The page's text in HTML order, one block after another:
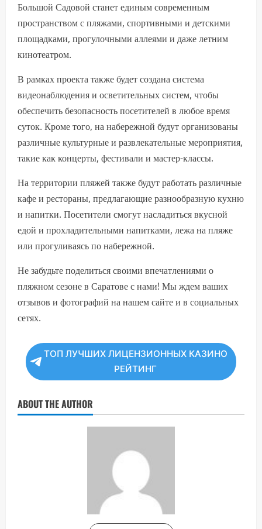
Большой Садовой станет единым современным
пространством с пляжами, спортивными и детскими
площадками, прогулочными аллеями и даже летним
кинотеатром.
В рамках проекта также будет создана система
видеонаблюдения и осветительных систем, чтобы
обеспечить безопасность посетителей в любое время
суток. Кроме того, на набережной будут организованы
различные культурные и развлекательные мероприятия,
такие как концерты, фестивали и мастер-классы.
На территории пляжей также будут работать различные
кафе и рестораны, предлагающие разнообразную кухню
и напитки. Посетители смогут насладиться вкусной
едой и прохладительными напитками, лежа на пляже
или прогуливаясь по набережной.
Не забудьте поделиться своими впечатлениями о
пляжном сезоне в Саратове с нами! Мы ждем ваших
отзывов и фотографий на нашем сайте и в социальных
сетях.
ТОП ЛУЧШИХ ЛИЦЕНЗИОННЫХ КАЗИНО
РЕЙТИНГ
ABOUT THE AUTHOR